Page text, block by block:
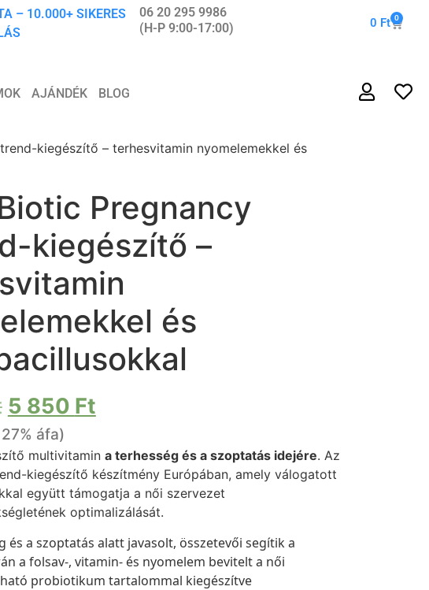
– 10.000+ SIKERES
06 20 295 9986
(H-P 9:00-17:00)
0 Ft 0
AJÁNDÉK
BLOG
kiegészítő – terhesvitamin nyomelemekkel és
Pregnancy
kiegészítő –
és
5 850 Ft
áfa)
multivitamin a terhesség és a szoptatás idejére. Az
kiegészítő készítmény Európában, amely válogatott
együtt támogatja a női szervezet
optimalizálását.
és a szoptatás alatt javasolt, összetevői segítik a
a folsav-, vitamin- és nyomelem bevitelt a női
probiotikum tartalommal kiegészítve